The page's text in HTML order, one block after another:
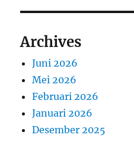
Archives
Juni 2026
Mei 2026
Februari 2026
Januari 2026
Desember 2025